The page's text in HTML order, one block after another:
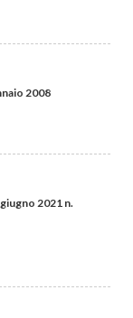
2008
2021 n.